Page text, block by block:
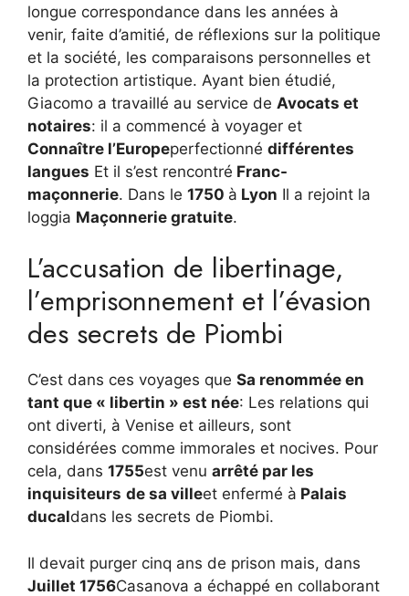
longue correspondance dans les années à
venir, faite d’amitié, de réflexions sur la politique
et la société, les comparaisons personnelles et
la protection artistique. Ayant bien étudié,
Giacomo a travaillé au service de Avocats et
notaires: il a commencé à voyager et
Connaître l’Europeperfectionné différentes
langues Et il s’est rencontré Franc-
maçonnerie. Dans le 1750 à Lyon Il a rejoint la
loggia Maçonnerie gratuite.
L’accusation de libertinage,
l’emprisonnement et l’évasion
des secrets de Piombi
C’est dans ces voyages que Sa renommée en
tant que « libertin » est née: Les relations qui
ont diverti, à Venise et ailleurs, sont
considérées comme immorales et nocives. Pour
cela, dans 1755est venu arrêté par les
inquisiteurs de sa villeet enfermé à Palais
ducaldans les secrets de Piombi.
Il devait purger cinq ans de prison mais, dans
Juillet 1756Casanova a échappé en collaborant